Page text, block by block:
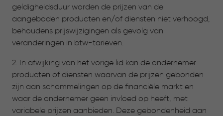
geldigheidsduur worden de prijzen van de
aangeboden producten en/of diensten niet verhoogd,
behoudens prijswijzigingen als gevolg van
veranderingen in btw-tarieven.
2. In afwijking van het vorige lid kan de ondernemer
producten of diensten waarvan de prijzen gebonden
zijn aan schommelingen op de financiële markt en
waar de ondernemer geen invloed op heeft, met
variabele prijzen aanbieden. Deze gebondenheid aan